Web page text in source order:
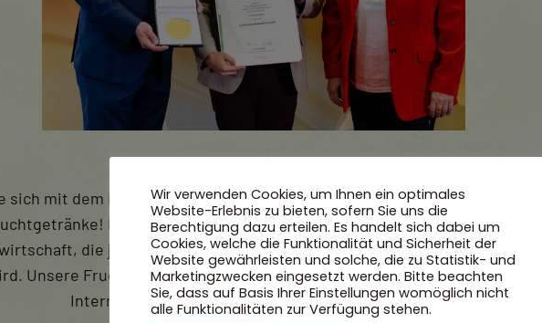
sich mit dem Lindauer Fruchtgarten über den 14. Bundesehrenpreis in
Das ist die höchste Qualitätsauszeichnung der deutschen
die jährlich vom Bundesministerium für Ernährung und
Unsere Fruchtsäfte konnten die Jury mit dem besten Gesamtergebnis
Internationalen DLG-Qualitätsprüfung überzeugen.
Wir verwenden Cookies, um Ihnen ein optimales
Website-Erlebnis zu bieten, sofern Sie uns die
Berechtigung dazu erteilen. Es handelt sich dabei um
Cookies, welche die Funktionalität und Sicherheit der
Website gewährleisten und solche, die zu Statistik- und
Marketingzwecken eingesetzt werden. Bitte beachten
Sie, dass auf Basis Ihrer Einstellungen womöglich nicht
alle Funktionalitäten zur Verfügung stehen.